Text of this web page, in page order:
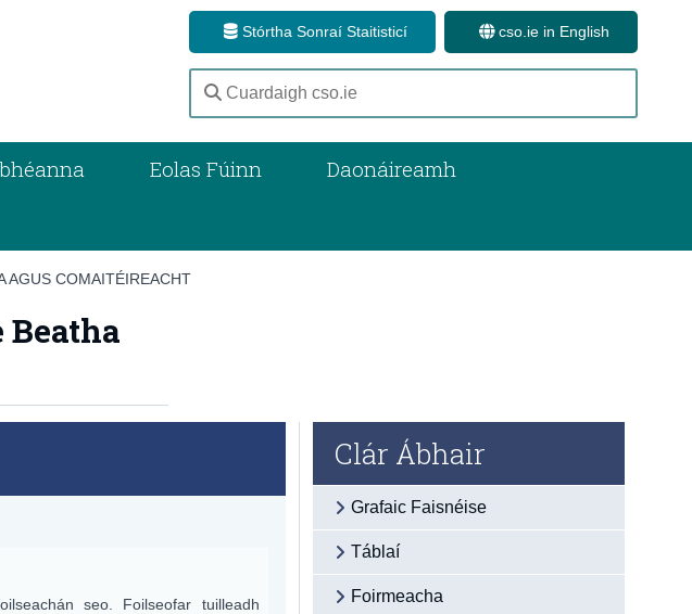
Stórtha Sonraí Staitisticí cso.ie in English
Eolas Fúinn
Daonáireamh
AGUS COMAITÉIREACHT
seo. Foilseofar tuilleadh
Clár Ábhair
Grafaic Faisnéise
Táblaí
Foirmeacha